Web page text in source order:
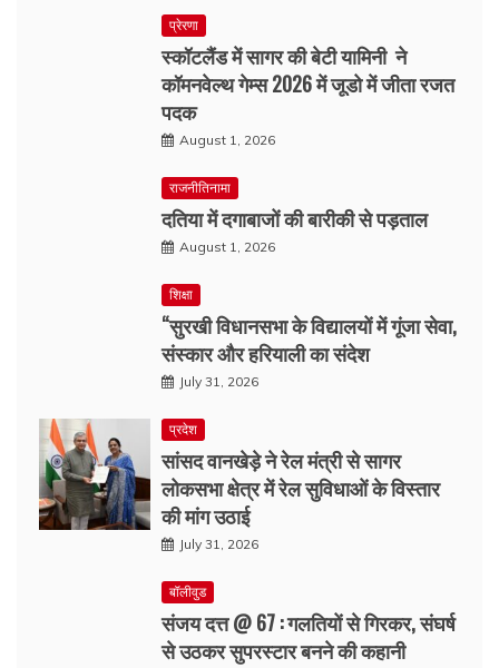
प्रेरणा
स्कॉटलैंड में सागर की बेटी यामिनी ने
कॉमनवेल्थ गेम्स 2026 में जूडो में जीता रजत
पदक
August 1, 2026
राजनीतिनामा
दतिया में दगाबाजों की बारीकी से पड़ताल
August 1, 2026
शिक्षा
“सुरखी विधानसभा के विद्यालयों में गूंजा सेवा,
संस्कार और हरियाली का संदेश
July 31, 2026
प्रदेश
सांसद वानखेड़े ने रेल मंत्री से सागर
लोकसभा क्षेत्र में रेल सुविधाओं के विस्तार
की मांग उठाई
July 31, 2026
बॉलीवुड
संजय दत्त @ 67 : गलतियों से गिरकर, संघर्ष
से उठकर सुपरस्टार बनने की कहानी